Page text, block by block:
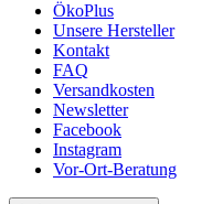
ÖkoPlus
Unsere Hersteller
Kontakt
FAQ
Versandkosten
Newsletter
Facebook
Instagram
Vor-Ort-Beratung